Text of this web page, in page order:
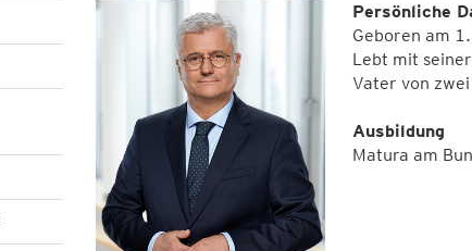
Persönliche
Geboren am
Lebt mit
Vater von
Ausbildung
Matura am